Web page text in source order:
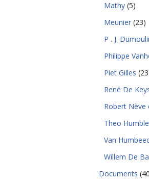
Mathy (5)
Meunier (23)
P . J.
Philippe
Piet Gilles
René De
Robert Nève
Theo
Van
Willem De
Documents